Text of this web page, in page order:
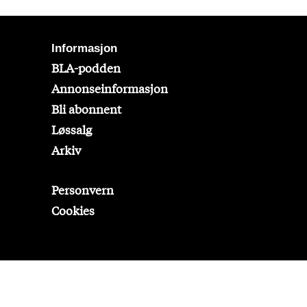
Informasjon
BLA-podden
Annonseinformasjon
Bli abonnent
Løssalg
Arkiv
Personvern
Cookies